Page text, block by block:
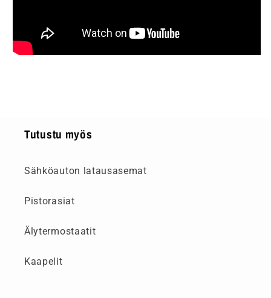
Tutustu myös
Sähköauton latausasemat
Pistorasiat
Älytermostaatit
Kaapelit